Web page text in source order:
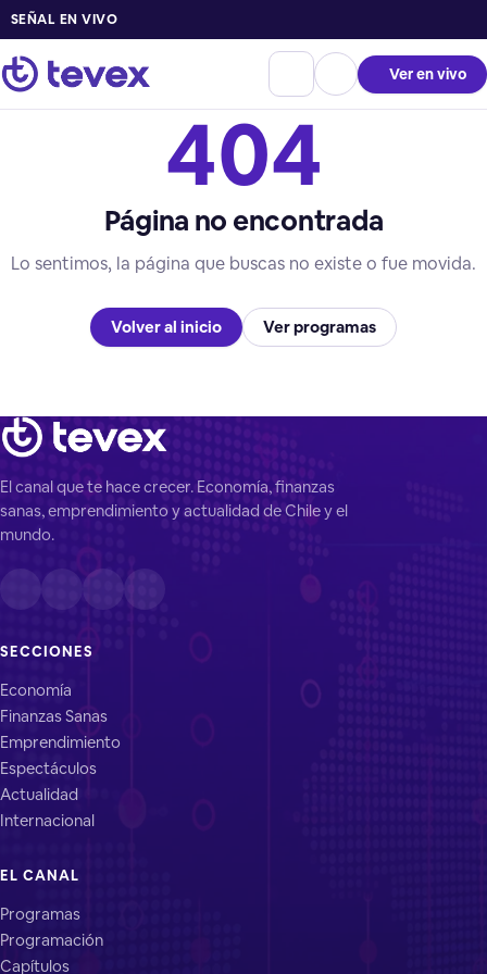
SEÑAL EN VIVO
Ver en vivo
404
Página no encontrada
Lo sentimos, la página que buscas no existe o fue movida.
Volver al inicio Ver programas
El canal que te hace crecer. Economía, finanzas
sanas, emprendimiento y actualidad de Chile y el
mundo.
SECCIONES
Economía
Finanzas Sanas
Emprendimiento
Espectáculos
Actualidad
Internacional
EL CANAL
Programas
Programación
Capítulos